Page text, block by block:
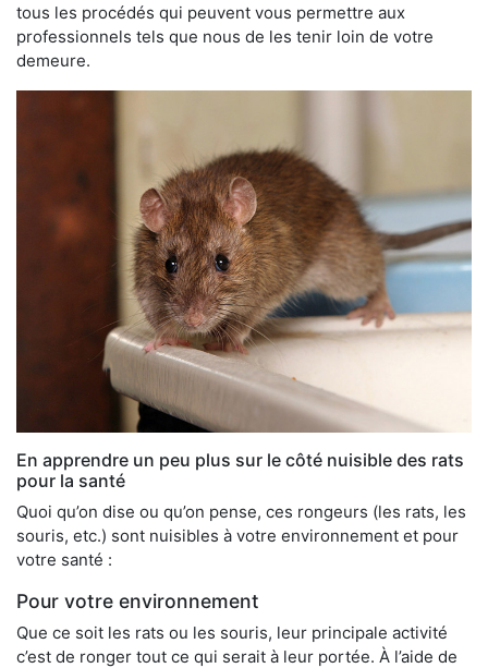
tous les procédés qui peuvent vous permettre aux
professionnels tels que nous de les tenir loin de votre
demeure.
En apprendre un peu plus sur le côté nuisible des rats
pour la santé
Quoi qu’on dise ou qu’on pense, ces rongeurs (les rats, les
souris, etc.) sont nuisibles à votre environnement et pour
votre santé :
Pour votre environnement
Que ce soit les rats ou les souris, leur principale activité
c’est de ronger tout ce qui serait à leur portée. À l’aide de